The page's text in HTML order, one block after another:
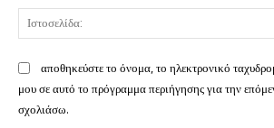
αποθηκεύστε το όνομα, το ηλεκτρονικό
μου σε αυτό το πρόγραμμα περιήγησης για την
σχολιάσω.